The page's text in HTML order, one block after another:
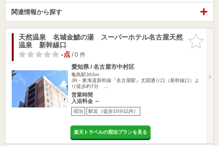
関連情報から探す
お気に入
りに追加
天然温泉 名城金鯱の湯 スーパーホテル名古屋天然
温泉 新幹線口
-点/ 0 件
愛知県 / 名古屋市中村区
亀島駅363m
JR・東海道新幹線『名古屋駅』太閤通り口（新幹線口）よ
り徒歩約7分 …
営業時間
入浴料金 ～
宿泊 駅近（徒歩10分以内）
楽天トラベルの宿泊プランを見る